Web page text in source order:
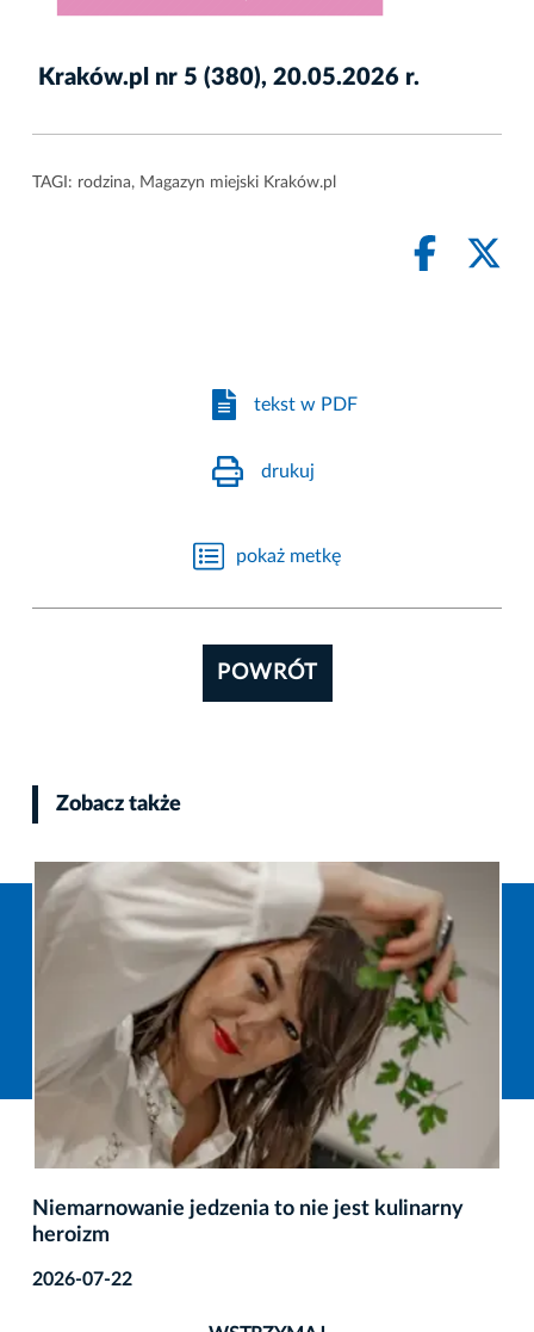
Kraków.pl nr 5 (380), 20.05.2026 r.
TAGI: rodzina, Magazyn miejski Kraków.pl
tekst w PDF
drukuj
pokaż metkę
POWRÓT
Zobacz także
Niemarnowanie jedzenia to nie jest kulinarny
heroizm
2026-07-22